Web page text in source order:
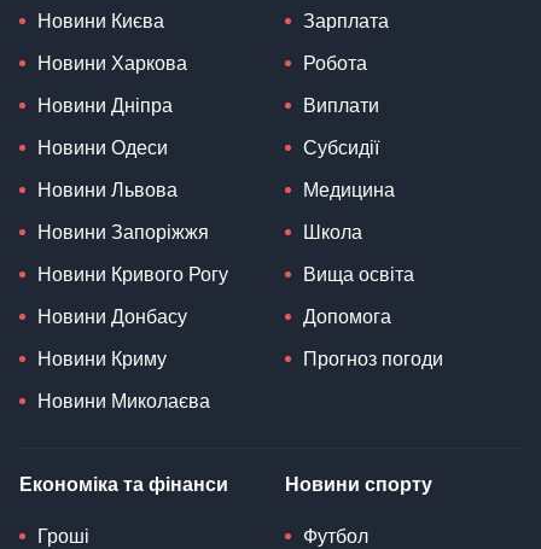
Новини Києва
Новини Харкова
Новини Дніпра
Новини Одеси
Новини Львова
Новини Запоріжжя
Новини Кривого Рогу
Новини Донбасу
Новини Криму
Новини Миколаєва
Зарплата
Робота
Виплати
Субсидії
Медицина
Школа
Вища освіта
Допомога
Прогноз погоди
Економіка та фінанси
Гроші
Новини спорту
Футбол